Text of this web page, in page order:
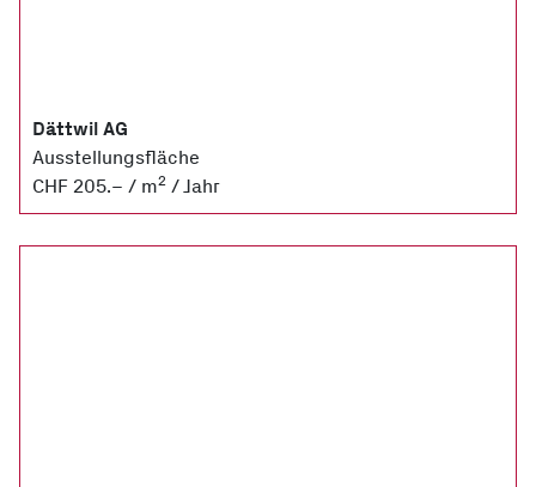
Dättwil AG
Ausstellungsfläche
CHF 205.– / m2 / Jahr